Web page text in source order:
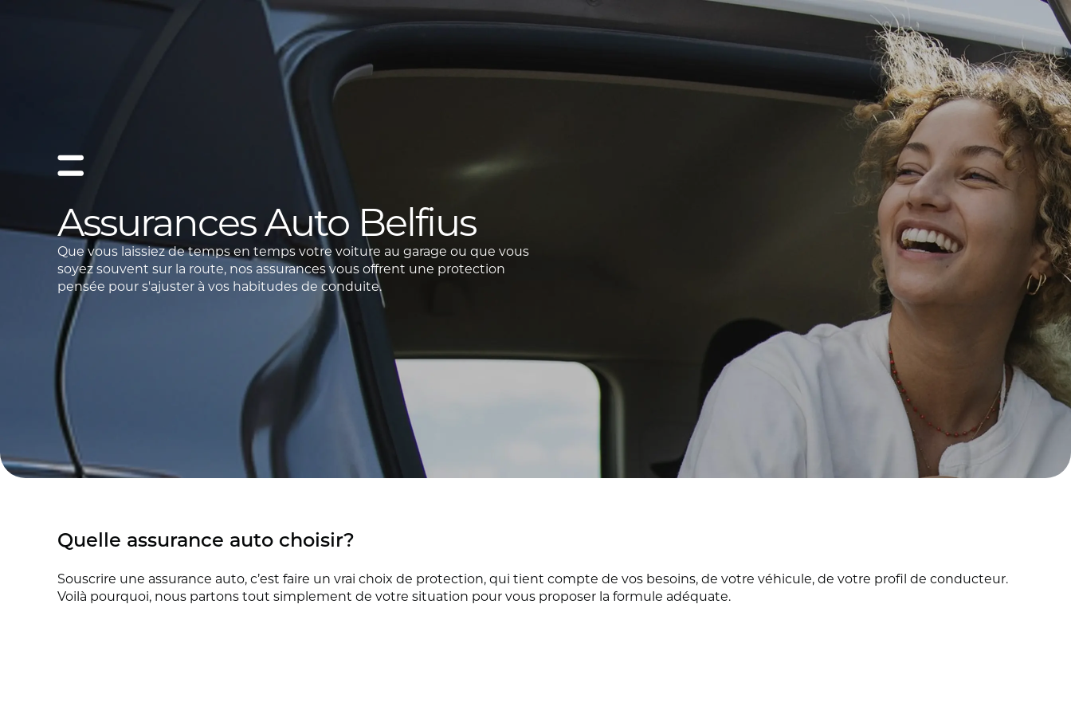
Assurances Auto Belfius
Que vous laissiez de temps en temps votre voiture au garage ou que vous
soyez souvent sur la route, nos assurances vous offrent une protection
pensée pour s'ajuster à vos habitudes de conduite.
Quelle assurance auto choisir?
Souscrire une assurance auto, c’est faire un vrai choix de protection, qui tient compte de vos besoins, de votre véhicule, de votre profil de conducteur.
Voilà pourquoi, nous partons tout simplement de votre situation pour vous proposer la formule adéquate.